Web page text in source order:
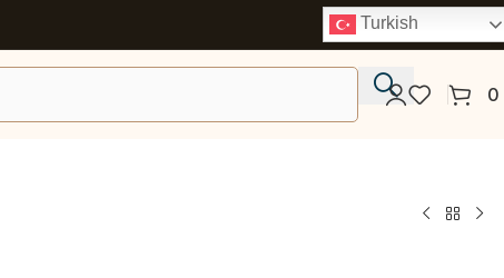
Turkish
0